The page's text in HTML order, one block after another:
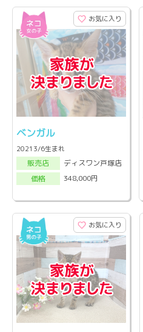
お気に入り
ベンガル
20213/6生まれ
販売店
ディスワン戸塚店
価格
348,000円
お気に入り